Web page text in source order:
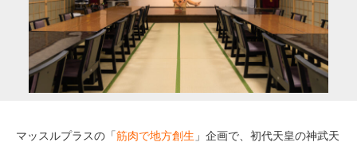
マッスルプラスの「筋肉で地方創生 」企画で、初代天皇の神武天